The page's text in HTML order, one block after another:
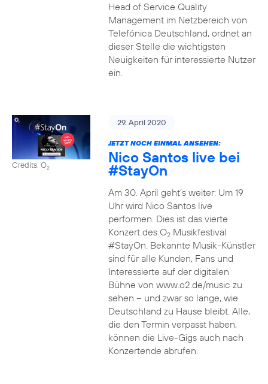
Head of Service Quality
Management im Netzbereich von
Telefónica Deutschland, ordnet an
dieser Stelle die wichtigsten
Neuigkeiten für interessierte Nutzer
ein.
Credits: O2
29. April 2020
JETZT NOCH EINMAL ANSEHEN:
Nico Santos live bei
#StayOn
Am 30. April geht’s weiter: Um 19
Uhr wird Nico Santos live
performen. Dies ist das vierte
Konzert des O2Musikfestival
#StayOn. Bekannte Musik-Künstler
sind für alle Kunden, Fans und
Interessierte auf der digitalen
Bühne von www.o2.de/music zu
sehen – und zwar so lange, wie
Deutschland zu Hause bleibt. Alle,
die den Termin verpasst haben,
können die Live-Gigs auch nach
Konzertende abrufen.